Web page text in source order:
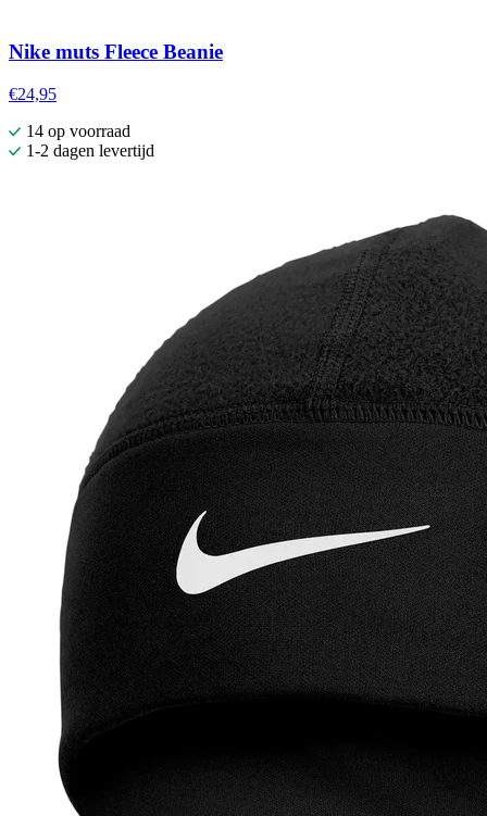
Nike muts Fleece Beanie
€24,95
14 op voorraad
1-2 dagen levertijd